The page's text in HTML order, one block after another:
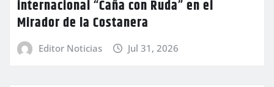
internacional “Caña con Ruda” en el
Mirador de la Costanera
Editor Noticias Jul 31, 2026